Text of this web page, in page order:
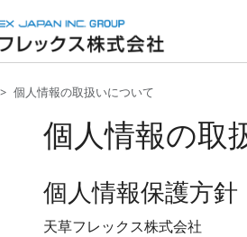
個人情報の取扱いについて
個人情報の取
個人情報保護方針
天草フレックス株式会社